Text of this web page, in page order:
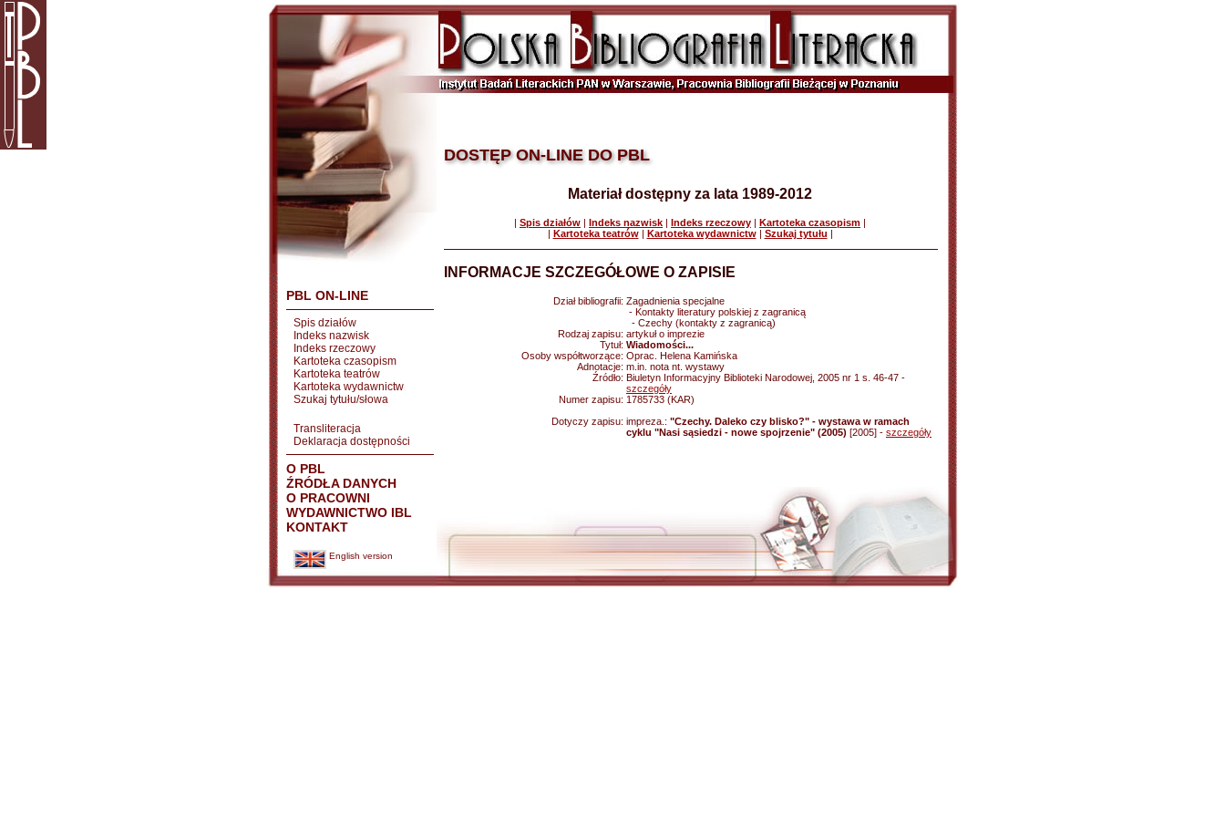
PBL ON-LINE
Spis działów
Indeks nazwisk
Indeks rzeczowy
Kartoteka czasopism
Kartoteka teatrów
Kartoteka wydawnictw
Szukaj tytułu/słowa
Transliteracja
Deklaracja dostępności
O PBL
ŹRÓDŁA DANYCH
O PRACOWNI
WYDAWNICTWO IBL
KONTAKT
English version
DOSTĘP ON-LINE DO PBL
Materiał dostępny za lata 1989-2012
| Spis działów | Indeks nazwisk | Indeks rzeczowy | Kartoteka czasopism |
| Kartoteka teatrów| Kartoteka wydawnictw| Szukaj tytułu |
INFORMACJE SZCZEGÓŁOWE O ZAPISIE
Dział bibliografii: Zagadnienia specjalne
- Kontakty literatury polskiej z zagranicą
- Czechy (kontakty z zagranicą)
Rodzaj zapisu: artykuł o imprezie
Tytuł: Wiadomości...
Osoby współtworzące: Oprac. Helena Kamińska
Adnotacje: m.in. nota nt. wystawy
Źródło: Biuletyn Informacyjny Biblioteki Narodowej, 2005 nr 1 s. 46-47 -
szczegóły
Numer zapisu: 1785733 (KAR)
Dotyczy zapisu: impreza.: "Czechy. Daleko czy blisko?" - wystawa w ramach
cyklu "Nasi sąsiedzi - nowe spojrzenie" (2005) [2005] - szczegóły